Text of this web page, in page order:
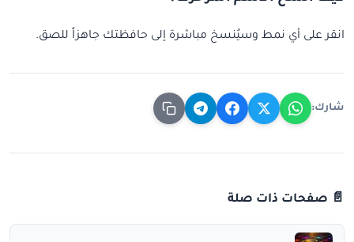
انقر على أي نمط وسيُنسخ مباشرة إلى حافظتك جاهزاً للصق.
شارك:
📄 صفحات ذات صلة